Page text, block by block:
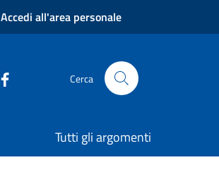
Accedi all'area personale
Cerca
Tutti gli argomenti